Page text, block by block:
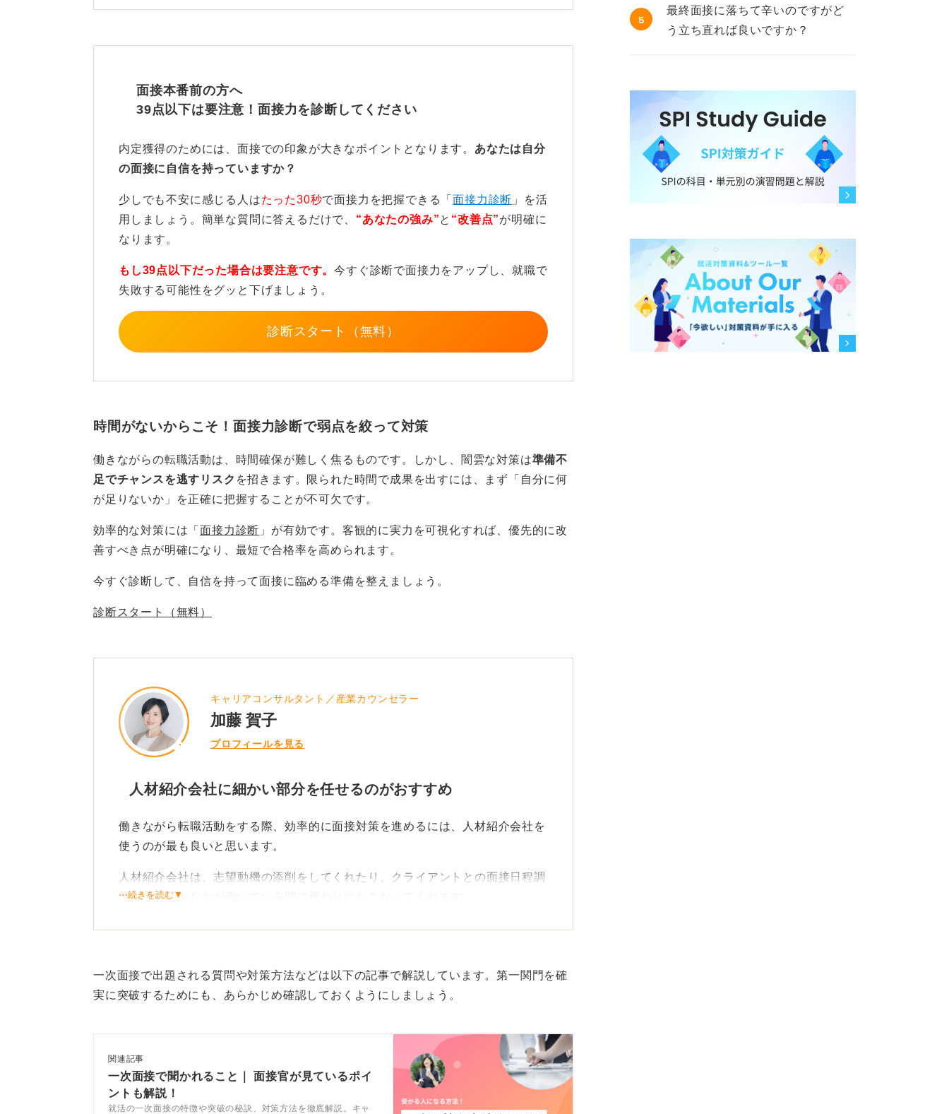
最近は夜間やリモートで対応してくれるキャリアコンサルタントもいるため、在
が大きなメリットです。
社会人経験があれば対策なしで通過することも多い
ど人前で話す機会があるため、特に対策をしなくても面接を通過する人も少なく
ありません。
り話す機会がなかったりする人は、安心材料として一度練習しておくのが良いで
す。
面接本番前の方へ
39点以下は要注意！面接力を診断してください
内定獲得のためには、面接での印象が大きなポイントとなります。 あなたは自分
の面接に自信を持っていますか？
少しでも不安に感じる人はたった30秒で面接力を把握できる「面接力診断 」を活
用しましょう。簡単な質問に答えるだけで、 “あなたの強み”と “改善点”が明確に
なります。
もし39点以下だった場合は要注意です。今すぐ診断で面接力をアップし、就職で
失敗する可能性をグッと下げましょう。
診断スタート（無料）
時間がないからこそ！面接力診断で弱点を絞って対策
働きながらの転職活動は、時間確保が難しく焦るものです。しかし、闇雲な対策は準備不
足でチャンスを逃すリスク を招きます。限られた時間で成果を出すには、まず「自分に何
が足りないか」を正確に把握することが不可欠です。
効率的な対策には「面接力診断 」が有効です。 客観的に実力を可視化すれば、優先的に改
善すべき点が明確になり、最短で合格率を高められます 。
今すぐ診断して、自信を持って面接に臨める準備を整えましょう。
診断スタート（無料）
キャリアコンサルタント／産業カウンセラー
加藤 賀子
プロフィールを見る
人材紹介会社に細かい部分を任せるのがおすすめ
働きながら転職活動をする際、効率的に面接対策を進めるには、人材紹介会社を
使うのが最も良いと思います。
人材紹介会社は、志望動機の添削をしてくれたり、クライアントとの面接日程調
整などを、あなたが働いている間に代わりにおこなってくれます。
したがって、働きながら転職活動をする際は、人材紹介会社を使うのが一つの手
あとは、空いている隙間時間を有効活用しましょう。電車通勤の時間や、お風呂
のなかなどでも面接対策はできます。
⋯続きを読む▼
一次面接で出題される質問や対策方法などは以下の記事で解説しています。第一関門を確
実に突破するためにも、あらかじめ確認しておくようにしましょう。
関連記事
一次面接で聞かれること｜ 面接官が見ているポイ
ントも解説！
就活の一次面接の特徴や突破の秘訣、対策方法を徹底解説。キャ
5
最終面接に落ちて辛いのですがど
う立ち直れば良いですか？